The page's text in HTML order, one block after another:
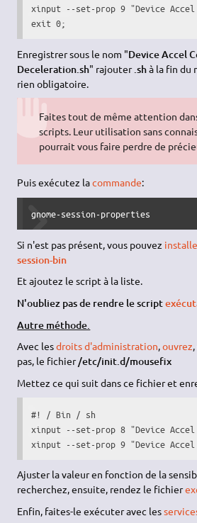
xinput --set-prop 9 "Device
exit 0;
Enregistrer sous le nom "Device Accel
Deceleration.sh" rajouter.shà la fin du
rien obligatoire.
Faites tout de même attention
scripts. Leur utilisation sans
pourrait vous faire perdre de
Puis exécutez lacommande:
gnome-session-properties
Si n'est pas présent, vous pouvez
session-bin
Et ajoutez le script à la liste.
N'oubliez pas de rendre le script
Autre méthode.
Avec lesdroits d'administration,ouvrez
pas, le fichier/etc/init.d/mousefix
Mettez ce qui suit dans ce fichier et
#! / Bin / sh
xinput --set-prop 8 "Device
xinput --set-prop 9 "Device
Ajuster la valeur en fonction de la
recherchez, ensuite, rendez le fichier
Enfin, faites-le exécuter avec les